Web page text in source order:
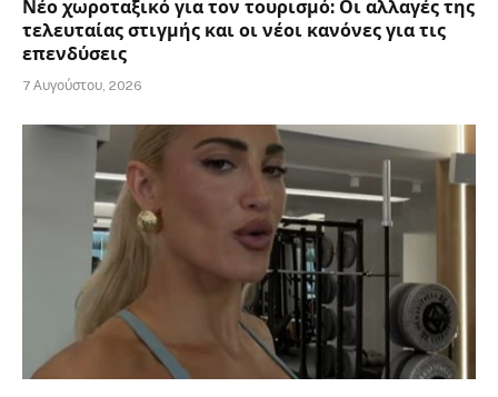
Νέο χωροταξικό για τον τουρισμό: Οι αλλαγές της
τελευταίας στιγμής και οι νέοι κανόνες για τις
επενδύσεις
7 Αυγούστου, 2026